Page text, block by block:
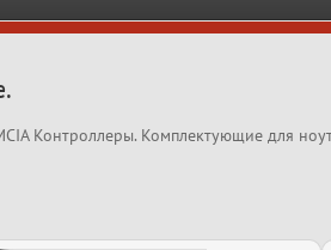
Контроллеры. Комплектующие для